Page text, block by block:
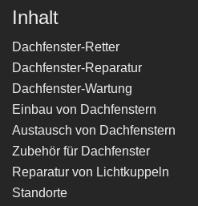
Inhalt
Dachfenster-Retter
Dachfenster-Reparatur
Dachfenster-Wartung
Einbau von Dachfenstern
Austausch von Dachfenstern
Zubehör für Dachfenster
Reparatur von Lichtkuppeln
Standorte